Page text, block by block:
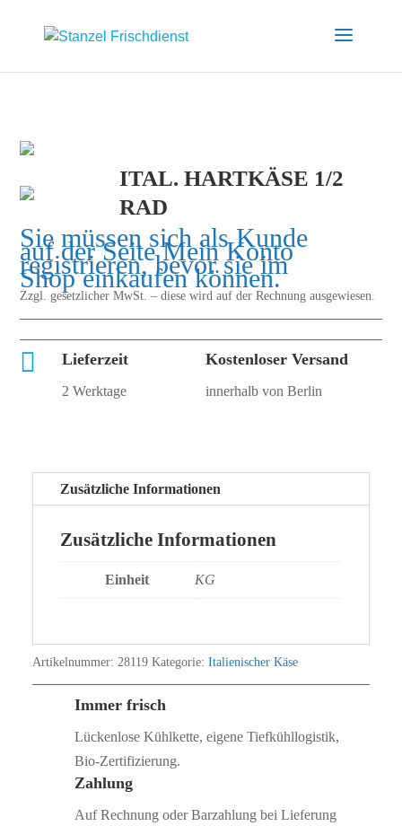
ITAL. HARTKÄSE 1/2
RAD
Sie müssen sich als Kunde
auf der SeiteMein Konto
registrieren, bevor sie im
Shop einkaufen können.
Zzgl. gesetzlicher MwSt. – diese wird auf der Rechnung ausgewiesen.
 Lieferzeit
2 Werktage
Kostenloser Versand
innerhalb von Berlin
Zusätzliche Informationen
Zusätzliche Informationen
Einheit KG
Artikelnummer: 28119 Kategorie: Italienischer Käse
Immer frisch
Lückenlose Kühlkette, eigene Tiefkühllogistik,
Bio‑Zertifizierung.
Zahlung
Auf Rechnung oder Barzahlung bei Lieferung